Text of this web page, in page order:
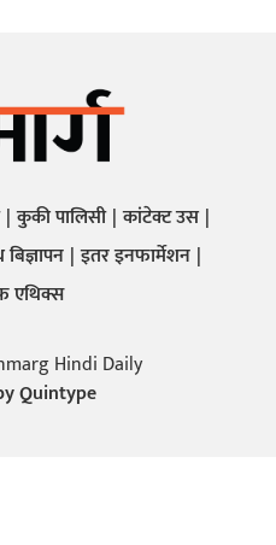
कुकी पालिसी कांटेक्ट उस
इतर इनफार्मेशन
एथिक्स
Hindi Daily
Quintype